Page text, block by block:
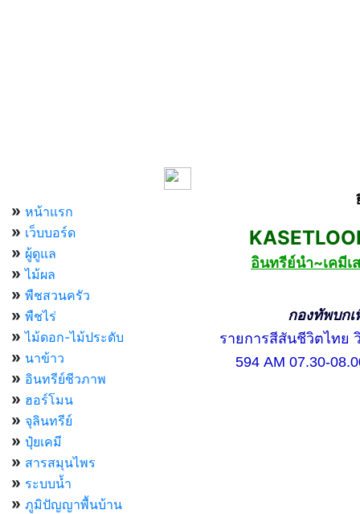
» หน้าแรก
» เว็บบอร์ด
» ผู้ดูแล
» ไม้ผล
» พืชสวนครัว
» พืชไร่
» ไม้ดอก-ไม้ประดับ
» นาข้าว
» อินทรีย์ชีวภาพ
» ฮอร์โมน
» จุลินทรีย์
» ปุ๋ยเคมี
» สารสมุนไพร
» ระบบน้ำ
» ภูมิปัญญาพื้นบ้าน
อินทรีย์นำ~เคมีเ
กองทัพบกเพื่อป
รายการสีสันชีวิตไทย วิ
594 AM 07.30-08.00